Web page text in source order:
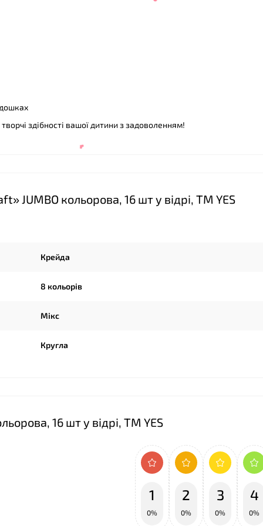
здібності вашої дитини з задоволенням!
JUMBO кольорова, 16 шт у відрі, ТМ YES
Крейда
8 кольорів
Мікс
Кругла
16 шт у відрі, ТМ YES
1
0%
2
0%
3
0%
4
0%